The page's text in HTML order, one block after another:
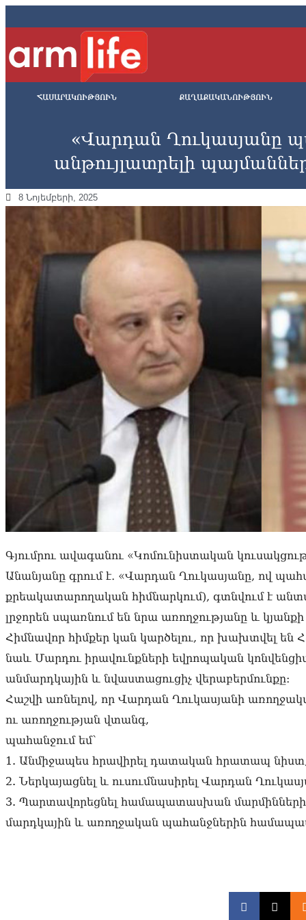
ՀԱՍԱՐԱԿՈՒԹՅՈՒՆ ՔԱՂԱՔԱԿԱՆՈՒԹՅՈՒՆ
«Վարդան Ղուկասյանը
անթույլատրելի
8 Նոյեմբերի, 2025
Գյումրու ավագանու «Կոմունիստական
Անանյանը գրում է․ «Վարդան Ղուկասյանը, ով
քրեակատարողական հիմնարկում), գտնվում է
լրջորեն սպառնում են նրա առողջությանը և կյանքի
Հիմնավոր հիմքեր կան կարծելու, որ խախտվել են
նաև Մարդու իրավունքների եվրոպական
անմարդկային և նվաստացուցիչ վերաբերմունքը։
Հաշվի առնելով, որ Վարդան Ղուկասյանի
ու առողջության վտանգ,
պահանջում եմ՝
1. Անմիջապես հրավիրել դատական հրատապ
2. Ներկայացնել և ուսումնասիրել Վարդան
3. Պարտավորեցնել համապատասխան
մարդկային և առողջական պահանջներին